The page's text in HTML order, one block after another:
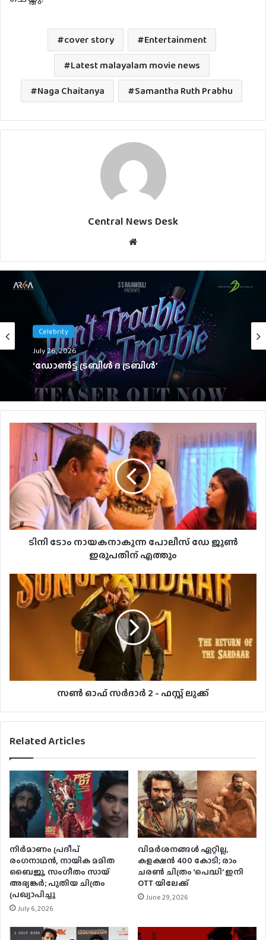
cover story
Entertainment
Latest malayalam movie news
Naga Chaitanya
Samantha Ruth Prabhu
Central News Desk
Celebrity
July 26, 2026
Celebrity
July 23, 2026
നടന്‍ ബാലയ്യക്ക് പരിക്ക്, ശസ്ത്രക്രിയക്ക്
നിര്‍ദേശിച്ച് ഡോക്ടര്‍മാര്‍
ടിനി ടോം നായകനാകുന്ന പോലീസ് ഡേ ജൂൺ
ഇരുപതിന് എത്തും
സൺ ഓഫ് സർദാർ 2 - ഫസ്റ്റ് ലുക്ക്
Related Articles
നിർമാണം പ്രദീപ്
രംഗനാഥൻ, നായിക മമിത
ബൈജു, സംഗീതം സായ്
അഭ്യങ്കർ; പുതിയ ചിത്രം
പ്രഖ്യാപിച്ചു
July 6, 2026
വിമർശനങ്ങൾ ഏറ്റില്ല,
കളക്ഷൻ 400 കോടി; രാം
ചരൺ ചിത്രം ‘പെദ്ധി’ ഇനി
OTT യിലേക്ക്
June 29, 2026